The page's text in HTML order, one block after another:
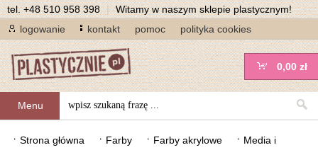
tel.+48 510 958 398 | Witamy w naszym sklepie plastycznym!
logowanie
kontakt pomoc polityka cookies
Menu
0,00 zł
Strona główna Farby Farby akrylowe
Media i